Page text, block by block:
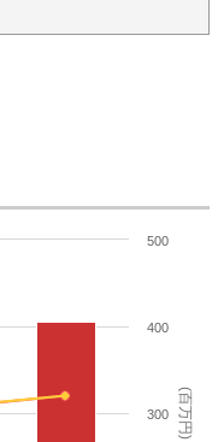
(百万円)
300
400
500